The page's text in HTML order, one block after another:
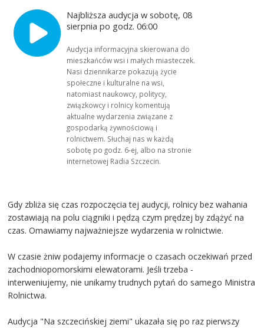
Najbliższa audycja w sobotę, 08
sierpnia po godz. 06:00
Audycja informacyjna skierowana do
mieszkańców wsi i małych miasteczek.
Nasi dziennikarze pokazują życie
społeczne i kulturalne na wsi,
natomiast naukowcy, politycy,
związkowcy i rolnicy komentują
aktualne wydarzenia związane z
gospodarką żywnościową i
rolnictwem. Słuchaj nas w każdą
sobotę po godz. 6-ej, albo na stronie
internetowej Radia Szczecin.
Gdy zbliża się czas rozpoczęcia tej audycji, rolnicy bez wahania
zostawiają na polu ciągniki i pędzą czym prędzej by zdążyć na
czas. Omawiamy najważniejsze wydarzenia w rolnictwie.
W czasie żniw podajemy informacje o czasach oczekiwań przed
zachodniopomorskimi elewatorami. Jeśli trzeba -
interweniujemy, nie unikamy trudnych pytań do samego Ministra
Rolnictwa.
Audycja "Na szczecińskiej ziemi" ukazała się po raz pierwszy